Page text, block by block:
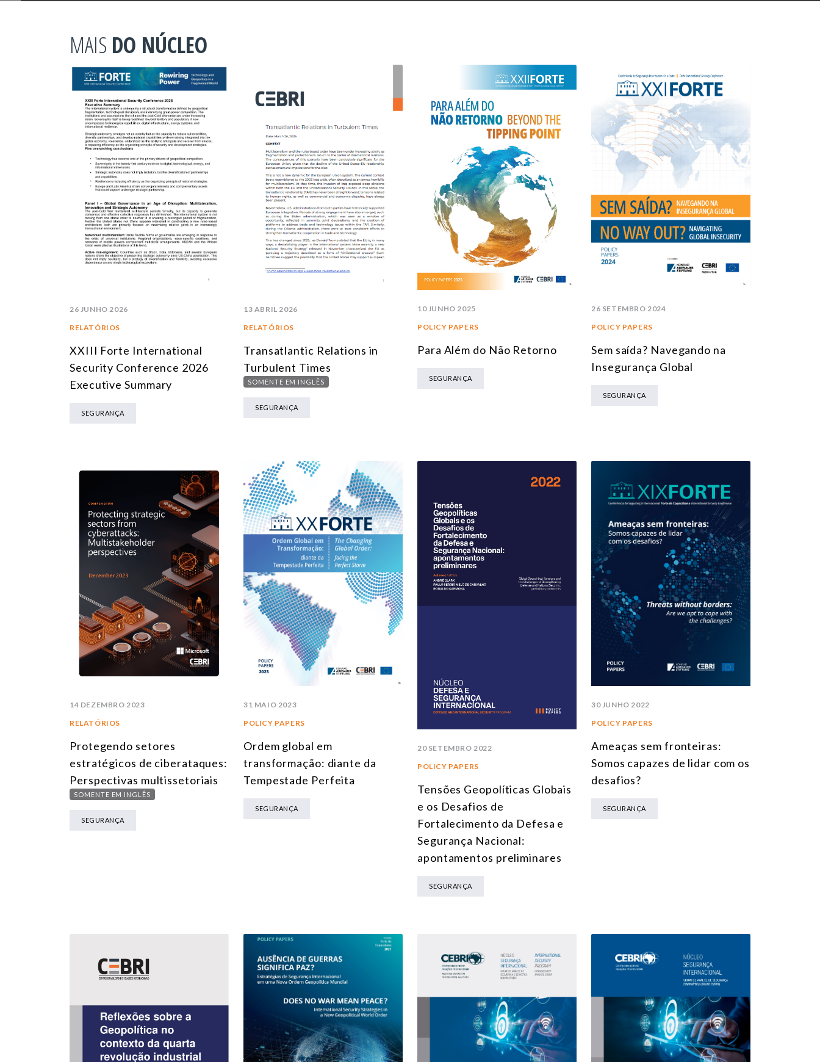
MAIS DO NÚCLEO
26 JUNHO 2026
RELATÓRIOS
XXIII Forte International
Security Conference 2026
Executive Summary
SEGURANÇA
13 ABRIL 2026
RELATÓRIOS
Transatlantic Relations in
Turbulent Times
SOMENTE EM INGLÊS
SEGURANÇA
10 JUNHO 2025
POLICY PAPERS
Para Além do Não Retorno
SEGURANÇA
26 SETEMBRO 2024
POLICY PAPERS
Sem saída? Navegando na
Insegurança Global
SEGURANÇA
14 DEZEMBRO 2023
RELATÓRIOS
Protegendo setores
estratégicos de ciberataques:
Perspectivas multissetoriais
SOMENTE EM INGLÊS
SEGURANÇA
31 MAIO 2023
POLICY PAPERS
Ordem global em
transformação: diante da
Tempestade Perfeita
SEGURANÇA
20 SETEMBRO 2022
POLICY PAPERS
Tensões Geopolíticas Globais
e os Desafios de
Fortalecimento da Defesa e
Segurança Nacional:
apontamentos preliminares
SEGURANÇA
30 JUNHO 2022
POLICY PAPERS
Ameaças sem fronteiras:
Somos capazes de lidar com os
desafios?
SEGURANÇA